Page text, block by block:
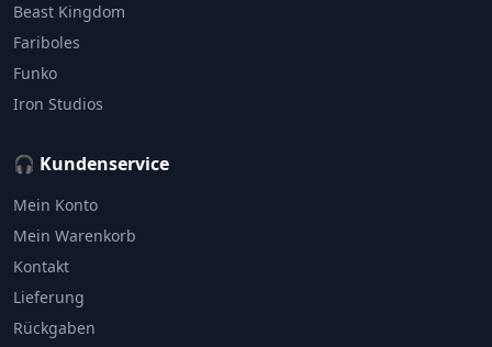
Beast Kingdom
Fariboles
Funko
Iron Studios
🎧 Kundenservice
Mein Konto
Mein Warenkorb
Kontakt
Lieferung
Rückgaben